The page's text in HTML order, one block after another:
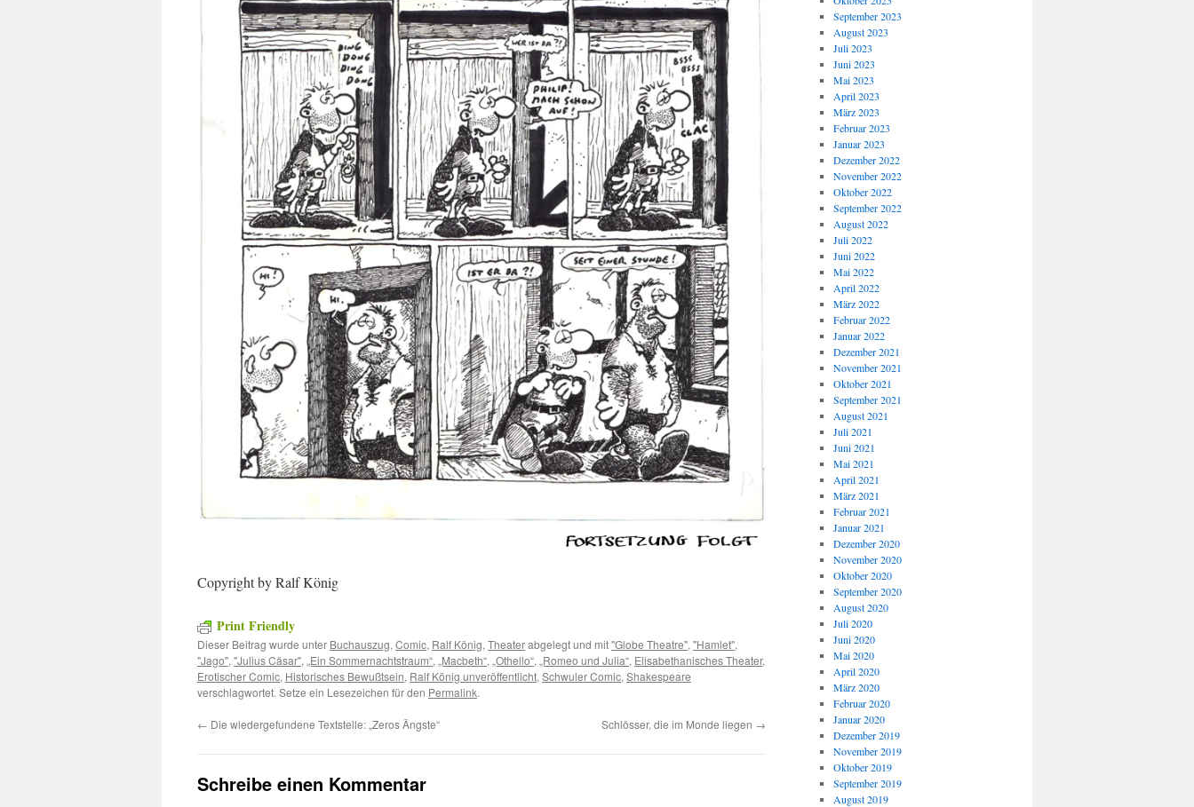
Copyright by Ralf König
Print Friendly
Dieser Beitrag wurde unter Buchauszug, Comic, Ralf König, Theaterabgelegt und mit"Globe Theatre", "Hamlet",
"Jago", "Julius Cäsar", „Ein Sommernachtstraum“, „Macbeth“, „Othello“, „Romeo und Julia“, Elisabethanisches Theater,
Erotischer Comic, Historisches Bewußtsein, Ralf König unveröffentlicht, Schwuler Comic, Shakespeare
verschlagwortet. Setze ein Lesezeichen für den Permalink.
← Die wiedergefundene Textstelle: „Zeros Ängste“ Schlösser, die im Monde liegen →
Schreibe einen Kommentar
September 2023
August 2023
Juli 2023
Juni 2023
Mai 2023
April 2023
März 2023
Februar 2023
Januar 2023
Dezember 2022
November 2022
Oktober 2022
September 2022
August 2022
Juli 2022
Juni 2022
Mai 2022
April 2022
März 2022
Februar 2022
Januar 2022
Dezember 2021
November 2021
Oktober 2021
September 2021
August 2021
Juli 2021
Juni 2021
Mai 2021
April 2021
März 2021
Februar 2021
Januar 2021
Dezember 2020
November 2020
Oktober 2020
September 2020
August 2020
Juli 2020
Juni 2020
Mai 2020
April 2020
März 2020
Februar 2020
Januar 2020
Dezember 2019
November 2019
Oktober 2019
September 2019
August 2019